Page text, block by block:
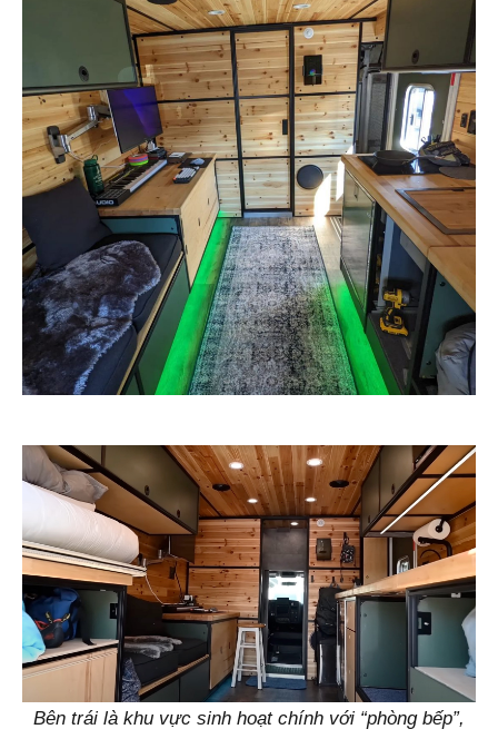
Bên trái là khu vực sinh hoạt chính với “phòng bếp”,